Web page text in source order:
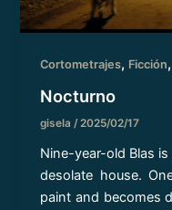
Cortometrajes, Ficción
Nocturno
gisela/2025/02/17
Nine-year-old Blas
desolate house.
paint and becomes